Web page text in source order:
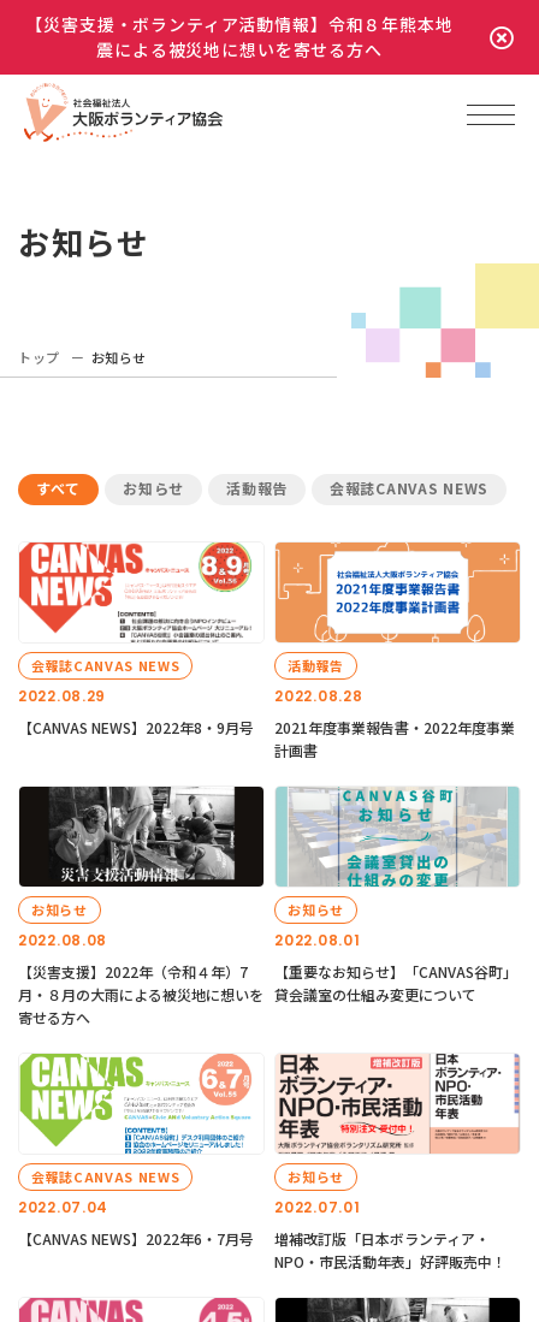
【災害支援・ボランティア活動情報】令和８年熊本地
震による被災地に想いを寄せる方へ
お知らせ
トップ お知らせ
すべて お知らせ 活動報告 会報誌CANVAS NEWS
2022.08.29
会報誌CANVAS NEWS
【CANVAS NEWS】2022年8・9月号
2022.08.28
活動報告
2021年度事業報告書・2022年度事業
計画書
2022.08.08
お知らせ
【災害支援】2022年（令和４年）7
月・８月の大雨による被災地に想いを
寄せる方へ
2022.08.01
お知らせ
【重要なお知らせ】「CANVAS谷町」
貸会議室の仕組み変更について
2022.07.04
会報誌CANVAS NEWS
【CANVAS NEWS】2022年6・7月号
2022.07.01
お知らせ
増補改訂版「日本ボランティア・
NPO・市民活動年表」好評販売中！